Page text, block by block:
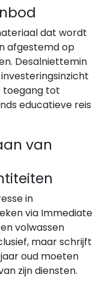
dat wordt
afgestemd op
Desalniettemin
toegang tot
educatieve reis
van
in
via Immediate
volwassen
maar schrijft
oud moeten
zijn diensten.